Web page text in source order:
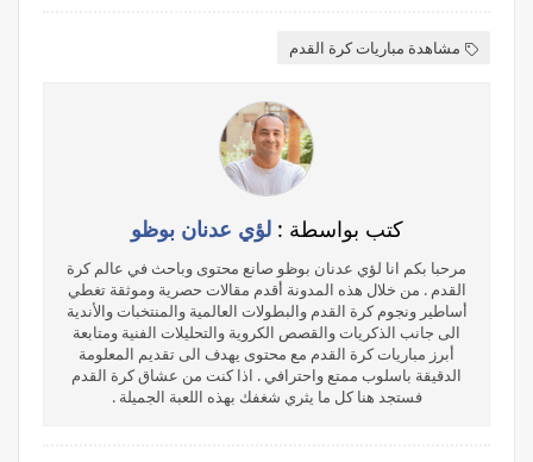
مشاهدة مباريات كرة القدم
كتب بواسطة :لؤي عدنان بوظو
مرحبا بكم انا لؤي عدنان بوظو صانع محتوى وباحث في عالم كرة
القدم . من خلال هذه المدونة أقدم مقالات حصرية وموثقة تغطي
أساطير ونجوم كرة القدم والبطولات العالمية والمنتخبات والأندية
الى جانب الذكريات والقصص الكروية والتحليلات الفنية ومتابعة
أبرز مباريات كرة القدم مع محتوى يهدف الى تقديم المعلومة
الدقيقة باسلوب ممتع واحترافي . اذا كنت من عشاق كرة القدم
فستجد هنا كل ما يثري شغفك بهذه اللعبة الجميلة .